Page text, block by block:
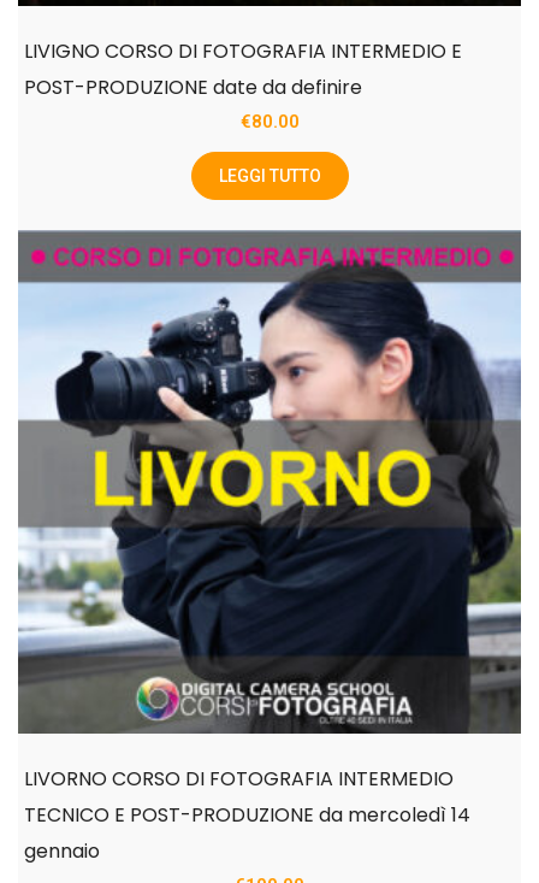
LIVIGNO CORSO DI FOTOGRAFIA INTERMEDIO E
POST-PRODUZIONE date da definire
€80.00
LEGGI TUTTO
LIVORNO CORSO DI FOTOGRAFIA INTERMEDIO
TECNICO E POST-PRODUZIONE da mercoledì 14
gennaio